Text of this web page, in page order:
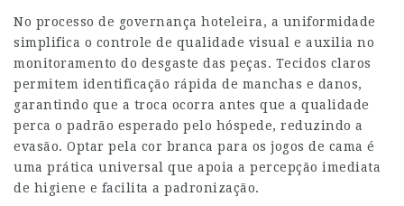
No processo de governança hoteleira, a uniformidade
simplifica o controle de qualidade visual e auxilia no
monitoramento do desgaste das peças. Tecidos claros
permitem identificação rápida de manchas e danos,
garantindo que a troca ocorra antes que a qualidade
perca o padrão esperado pelo hóspede, reduzindo a
evasão. Optar pela cor branca para os jogos de cama é
uma prática universal que apoia a percepção imediata
de higiene e facilita a padronização.